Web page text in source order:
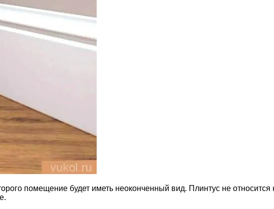
помещение будет иметь неоконченный вид. Плинтус не